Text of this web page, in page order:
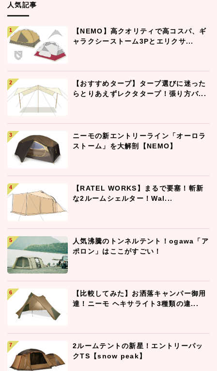
人気記事
【NEMO】高クオリティで高コスパ、ギ
ャラクシーストーム3Pとエリクサ...
【おすすめタープ】タープ選びに迷った
らとりあえずレクタタープ！張り方バ...
ニーモの新エントリーライン「オーロラ
ストーム」を大解剖【NEMO】
【RATEL WORKS】まるで要塞！斬新
な2ルームシェルター！Wal...
人気沸騰のトンネルテント！ogawa「ア
ポロン」はここがすごい！
【比較してみた】お洒落キャンパー御用
達！ニーモ ヘキサライト3種類の違...
2ルームテントの新星！エントリーパッ
クTS【snow peak】